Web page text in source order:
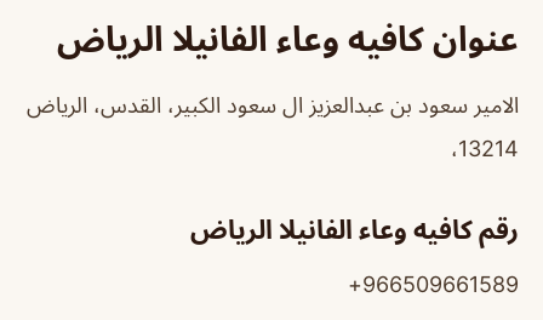
عنوان كافيه وعاء الفانيلا الرياض
الامير سعود بن عبدالعزيز ال سعود الكبير، القدس، الرياض
13214،
رقم كافيه وعاء الفانيلا الرياض
966509661589+